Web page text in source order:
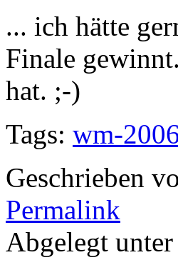
... ich hätte
Finale
hat. ;-)
Tags: wm-
Geschrieben
Permalink
Abgelegt unter